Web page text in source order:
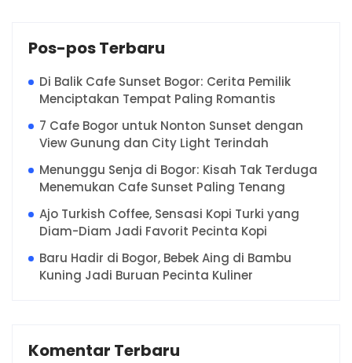
Pos-pos Terbaru
Di Balik Cafe Sunset Bogor: Cerita Pemilik
Menciptakan Tempat Paling Romantis
7 Cafe Bogor untuk Nonton Sunset dengan
View Gunung dan City Light Terindah
Menunggu Senja di Bogor: Kisah Tak Terduga
Menemukan Cafe Sunset Paling Tenang
Ajo Turkish Coffee, Sensasi Kopi Turki yang
Diam-Diam Jadi Favorit Pecinta Kopi
Baru Hadir di Bogor, Bebek Aing di Bambu
Kuning Jadi Buruan Pecinta Kuliner
Komentar Terbaru